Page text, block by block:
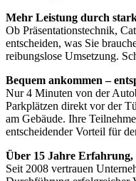
Mehr Leistung durch
Ob Präsentationstechnik,
entscheiden, was Sie
reibungslose Umsetzung.
Bequem ankommen –
Nur 4 Minuten von der
Parkplätzen direkt vor der
am Gebäude. Ihre
entscheidender Vorteil für
Über 15 Jahre Erfahrung,
Seit 2008 vertrauen